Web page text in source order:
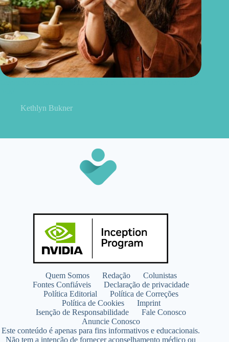
Kethlyn Bukner
Quem Somos Redação
Colunistas
Fontes Confiáveis
Declaração de privacidade
Política Editorial
Política de Correções
Política de Cookies
Imprint
Isenção de Responsabilidade
Fale Conosco
Anuncie Conosco
Este conteúdo é apenas para fins informativos e educacionais.
Não tem a intenção de fornecer aconselhamento médico ou